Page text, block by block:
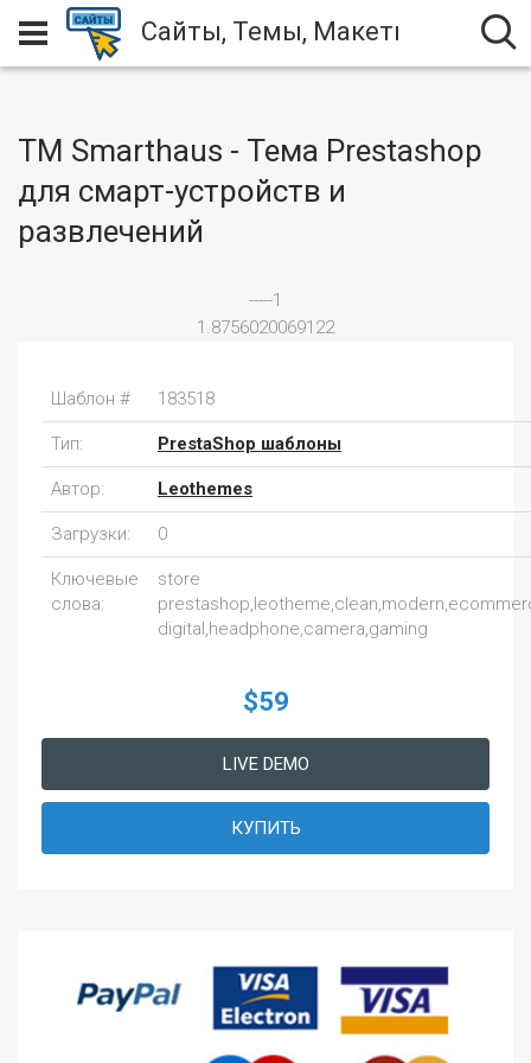
Сайты, Темы, Макеты
TM Smarthaus - Тема Prestashop
для смарт-устройств и
развлечений
-----1
1.8756020069122
Шаблон # 183518
Тип: PrestaShop шаблоны
Автор: Leothemes
Загрузки: 0
Ключевые
слова:
store
digital,headphone,camera,gaming
$59
LIVE DEMO
КУПИТЬ